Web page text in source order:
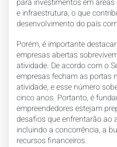
para investimentos em
e infraestrutura, o que
desenvolvimento do país
Porém, é importante
empresas abertas
atividade. De acordo com o
empresas fecham as portas
atividade, e esse número
cinco anos. Portanto, é
empreendedores estejam
desafios que enfrentarão ao
incluindo a concorrência, a
recursos financeiros.